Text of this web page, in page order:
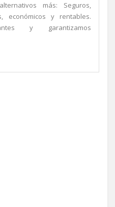
más: Seguros,
económicos y rentables.
y garantizamos